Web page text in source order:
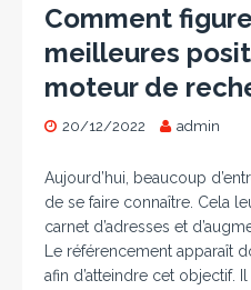
Comment
meilleures
moteur de
20/12/2022 admin
Aujourd’hui, beaucoup
de se faire connaître. Cela
carnet d’adresses et
Le référencement apparaît
afin d’atteindre cet objectif.